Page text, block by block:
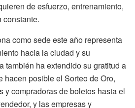
de esfuerzo, entrenamiento,
como sede este año representa
hacia la ciudad y su
también ha extendido su gratitud a
hacen posible el Sorteo de Oro,
y compradoras de boletos hasta el
y las empresas y